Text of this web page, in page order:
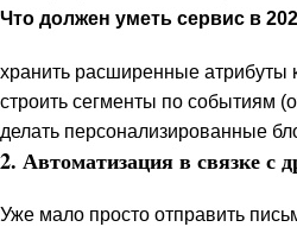
Что должен уметь сервис в
хранить расширенные атрибуты
строить сегменты по событиям
делать персонализированные
2. Автоматизация в связке с
Уже мало просто отправить